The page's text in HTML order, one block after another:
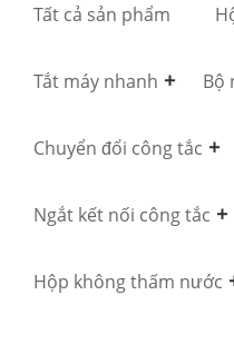
Tất cả sản phẩm
Tắt máy nhanh Bộ
Chuyển đổi công tắc
Ngắt kết nối công tắc
Hộp không thấm nước